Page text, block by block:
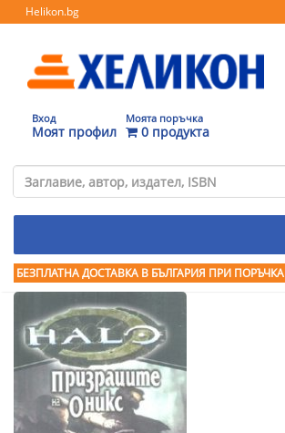
Helikon.bg
Вход
Моят профил
Моята поръчка
0 продукта
БЕЗПЛАТНА ДОСТАВКА В БЪЛГАРИЯ ПРИ ПОРЪЧКА